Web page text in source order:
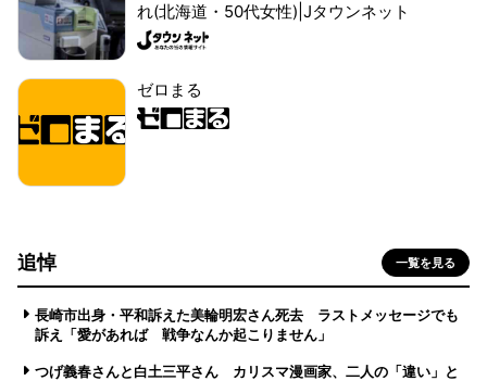
れ(北海道・50代女性)|Jタウンネット
ゼロまる
追悼 一覧を見る
長崎市出身・平和訴えた美輪明宏さん死去 ラストメッセージでも
訴え「愛があれば 戦争なんか起こりません」
つげ義春さんと白土三平さん カリスマ漫画家、二人の「違い」と